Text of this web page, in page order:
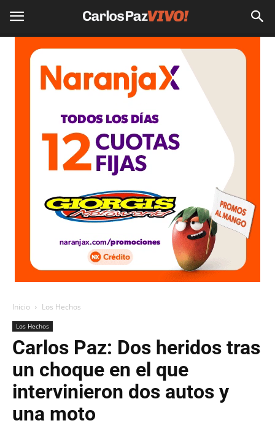
Inicio Los Hechos
Los Hechos
Carlos Paz: Dos heridos tras
un choque en el que
intervinieron dos autos y
una moto